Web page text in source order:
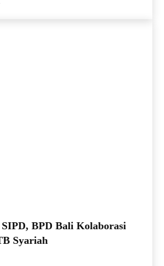
BPD Bali Kolaborasi
Syariah